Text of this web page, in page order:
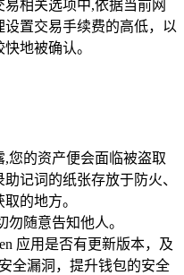
相关选项中,依据当前网
置交易手续费的高低，以
地被确认。
您的资产便会面临被盗取
记词的纸张存放于防火、
的地方。
随意告知他人。
应用是否有更新版本，及
全漏洞，提升钱包的安全